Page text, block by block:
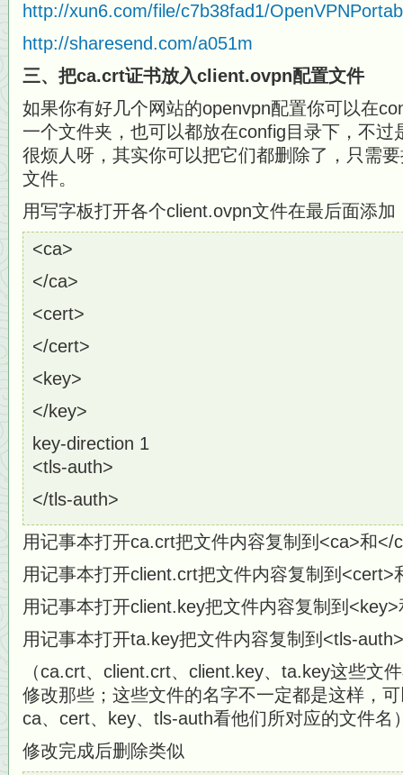
http://xun6.com/file/c7b38fad1/
http://sharesend.com/a051m
三、把ca.crt证书放入client.ovpn配置文件
如果你有好几个网站的openvpn配置你可以在
一个文件夹，也可以都放在config目录下，不
很烦人呀，其实你可以把它们都删除了，只需
文件。
用写字板打开各个client.ovpn文件在最后面添加
<ca>
</ca>
<cert>
</cert>
<key>
</key>
key-direction 1
<tls-auth>
</tls-auth>
用记事本打开ca.crt把文件内容复制到<ca>和</
用记事本打开client.crt把文件内容复制到<cert>
用记事本打开client.key把文件内容复制到
用记事本打开ta.key把文件内容复制到<tls-
（ca.crt、client.crt、client.key、ta.key这些文
修改那些；这些文件的名字不一定都是这样，
ca、cert、key、tls-auth看他们所对应的文件名
修改完成后删除类似